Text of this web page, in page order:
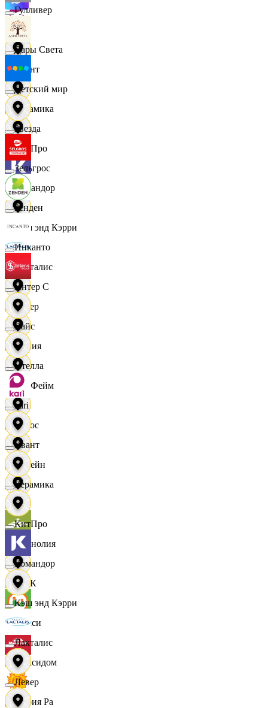
kari
Квант
Керамика
КитПро
Командор
Кэш энд Кэрри
Лакталис
Левер
Линия
ЛисФейм
Логос
Лорейн
Луч
Магнолия
МАК
Макси
Максидом
Мария Ра
Гулливер
Дары Света
Детский мир
Звезда
Зельгрос
Зенден
Инканто
Интер С
Вайс
Ителла
kari
Квант
Керамика
КитПро
Командор
Кэш энд Кэрри
Лакталис
Левер